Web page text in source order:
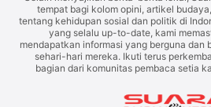
tempat bagi kolom opini, artikel
tentang kehidupan sosial dan politik di
yang selalu up-to-date, kami
mendapatkan informasi yang berguna dan
sehari-hari mereka. Ikuti terus
bagian dari komunitas pembaca setia